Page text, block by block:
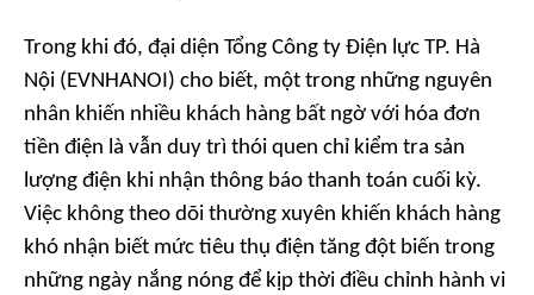
Trong khi đó, đại diện Tổng Công ty Điện lực TP. Hà
Nội (EVNHANOI) cho biết, một trong những nguyên
nhân khiến nhiều khách hàng bất ngờ với hóa đơn
tiền điện là vẫn duy trì thói quen chỉ kiểm tra sản
lượng điện khi nhận thông báo thanh toán cuối kỳ.
Việc không theo dõi thường xuyên khiến khách hàng
khó nhận biết mức tiêu thụ điện tăng đột biến trong
những ngày nắng nóng để kịp thời điều chỉnh hành vi